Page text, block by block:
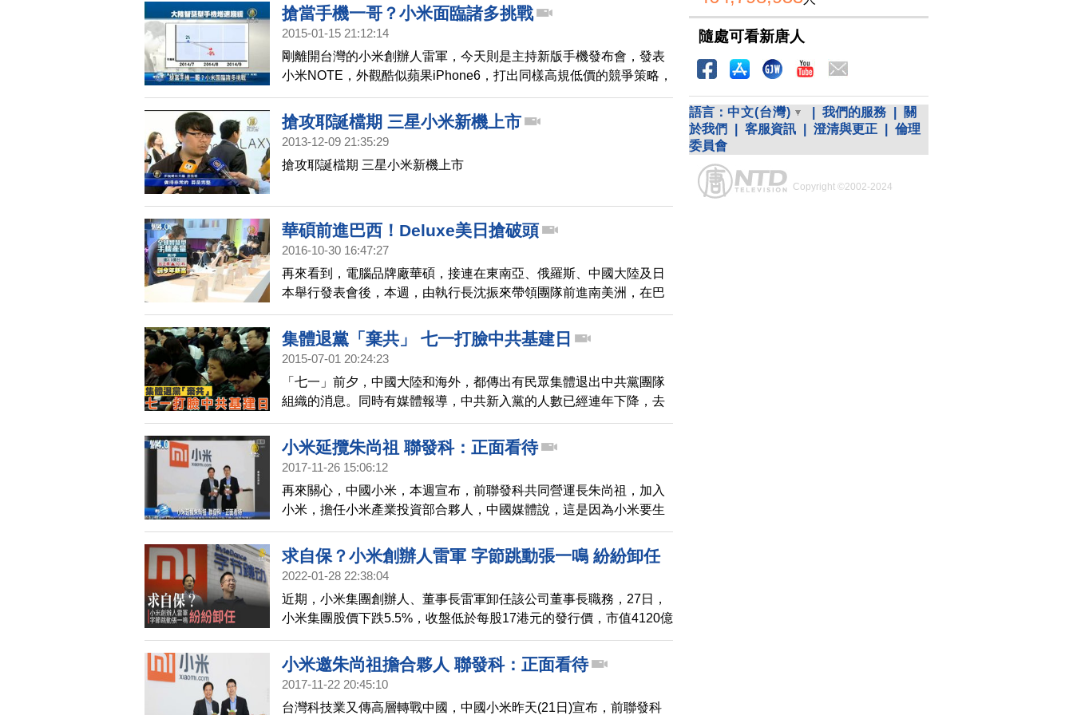
出拖欠款項，股價暴跌1/3。
搶當手機一哥？小米面臨諸多挑戰
2015-01-15 21:12:14
剛離開台灣的小米創辦人雷軍，今天則是主持新版手機發布會，發表
小米NOTE，外觀酷似蘋果iPhone6，打出同樣高規低價的競爭策略，
不過針對日前雷軍喊出5到十年成為智慧型手機一哥，以及超過三星的
說法，分析師則指出，至少小米還要面臨包括專利權爭議，以及市場
品牌認同度等挑戰。
搶攻耶誕檔期 三星小米新機上市
2013-12-09 21:35:29
搶攻耶誕檔期 三星小米新機上市
華碩前進巴西！Deluxe美日搶破頭
2016-10-30 16:47:27
再來看到，電腦品牌廠華碩，接連在東南亞、俄羅斯、中國大陸及日
本舉行發表會後，本週，由執行長沈振來帶領團隊前進南美洲，在巴
西首都聖保羅，盛大發表Zen 3系列產品。而另一方面，主打高階市場
的Deluxe系列，在美國、日本賣到缺貨，預估最快要到11月，才會恢
復正常供貨。
集體退黨「棄共」 七一打臉中共基建日
2015-07-01 20:24:23
「七一」前夕，中國大陸和海外，都傳出有民眾集體退出中共黨團隊
組織的消息。同時有媒體報導，中共新入黨的人數已經連年下降，去
年更是創下近20年新低。為了死抓基層黨員數量，中共擠進私人企業
安插黨支部，例如最近小米公司的黨支部，就成為網友們的新笑話。
小米延攬朱尚祖 聯發科：正面看待
2017-11-26 15:06:12
再來關心，中國小米，本週宣布，前聯發科共同營運長朱尚祖，加入
小米，擔任小米產業投資部合夥人，中國媒體說，這是因為小米要生
產自家晶片才挖腳，對此，聯發科表示，沒有挖腳，反而是正面看待
雙方未來的合作關係。
求自保？小米創辦人雷軍 字節跳動張一鳴 紛紛卸任
2022-01-28 22:38:04
近期，小米集團創辦人、董事長雷軍卸任該公司董事長職務，27日，
小米集團股價下跌5.5%，收盤低於每股17港元的發行價，市值4120億
港元，刷新近52週來最低。而在全球市場運營抖音與Tiktok軟體的字
節跳動公司，也在27日傳出，字節跳動的創始人張一鳴，退出北京字
節跳動公司與多家關聯公司的法人職務，將不再參與日常的管理的消
小米邀朱尚祖擔合夥人 聯發科：正面看待
2017-11-22 20:45:10
台灣科技業又傳高層轉戰中國，中國小米昨天(21日)宣布，前聯發科
隨處可看新唐人
語言： 中文(台灣) 我們的服務
關
於我們
客服資訊 澄清與更正
倫理
委員會
Copyright ©2002-2024